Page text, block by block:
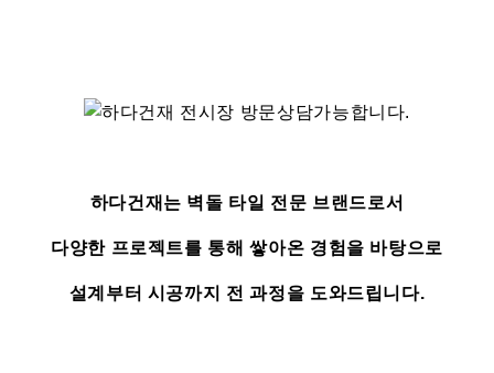
하다건재는 벽돌 타일 전문 브랜드로서
다양한 프로젝트를 통해 쌓아온 경험을 바탕으로
설계부터 시공까지 전 과정을 도와드립니다.